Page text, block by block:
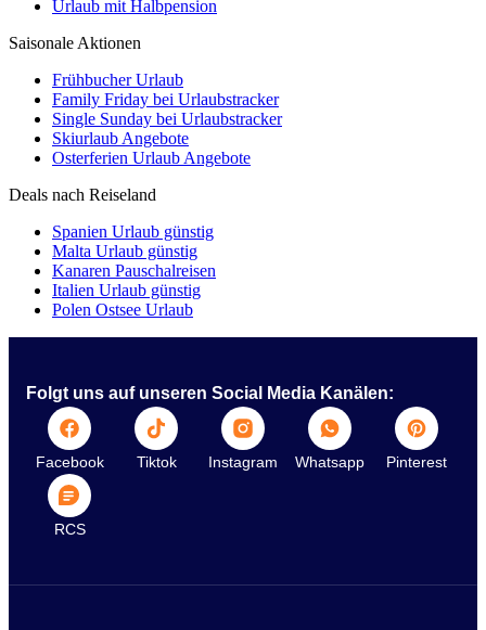
Urlaub mit Halbpension
Saisonale Aktionen
Frühbucher Urlaub
Family Friday bei Urlaubstracker
Single Sunday bei Urlaubstracker
Skiurlaub Angebote
Osterferien Urlaub Angebote
Deals nach Reiseland
Spanien Urlaub günstig
Malta Urlaub günstig
Kanaren Pauschalreisen
Italien Urlaub günstig
Polen Ostsee Urlaub